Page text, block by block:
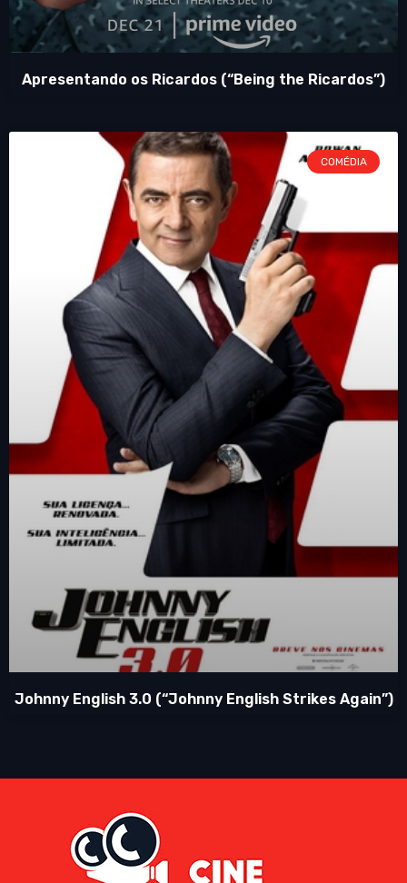
Apresentando os Ricardos (“Being the Ricardos”)
COMÉDIA
Johnny English 3.0 (“Johnny English Strikes Again”)